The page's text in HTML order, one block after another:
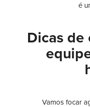
é
Dicas de
Vamos focar